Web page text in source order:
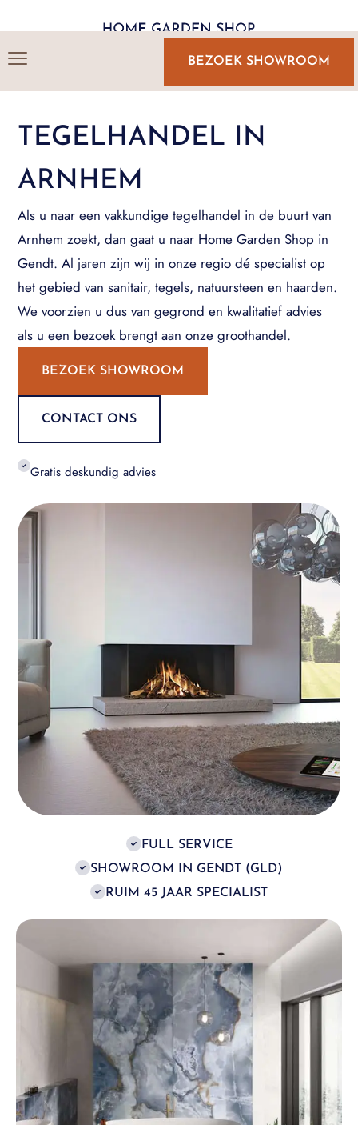
BEZOEK SHOWROOM
TEGELHANDEL IN
ARNHEM
Als u naar een vakkundige tegelhandel in de buurt van
Arnhem zoekt, dan gaat u naar Home Garden Shop in
Gendt. Al jaren zijn wij in onze regio dé specialist op
het gebied van sanitair, tegels, natuursteen en haarden.
We voorzien u dus van gegrond en kwalitatief advies
als u een bezoek brengt aan onze groothandel.
BEZOEK SHOWROOM
CONTACT ONS
Gratis deskundig advies
FULL SERVICE
SHOWROOM IN GENDT (GLD)
RUIM 45 JAAR SPECIALIST